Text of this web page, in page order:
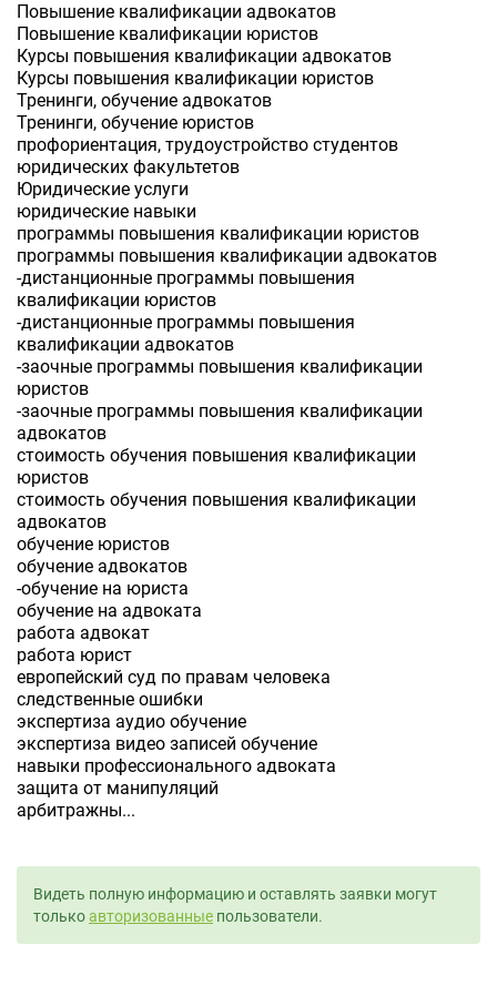
Повышение квалификации адвокатов
Повышение квалификации юристов
Курсы повышения квалификации адвокатов
Курсы повышения квалификации юристов
Тренинги, обучение адвокатов
Тренинги, обучение юристов
профориентация, трудоустройство студентов
юридических факультетов
Юридические услуги
юридические навыки
программы повышения квалификации юристов
программы повышения квалификации адвокатов
-дистанционные программы повышения
квалификации юристов
-дистанционные программы повышения
квалификации адвокатов
-заочные программы повышения квалификации
юристов
-заочные программы повышения квалификации
адвокатов
стоимость обучения повышения квалификации
юристов
стоимость обучения повышения квалификации
адвокатов
обучение юристов
обучение адвокатов
-обучение на юриста
обучение на адвоката
работа адвокат
работа юрист
европейский суд по правам человека
следственные ошибки
экспертиза аудио обучение
экспертиза видео записей обучение
навыки профессионального адвоката
защита от манипуляций
арбитражны...
Видеть полную информацию и оставлять заявки могут
толькоавторизованные пользователи.